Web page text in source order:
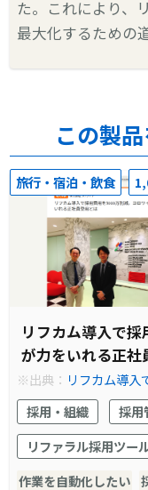
た。これにより、
最大化するための
この製
旅行・宿泊・飲食
リフカム導入で
が力をいれる正社
※出典： リフカム導入
力をいれる正社員登用
用を見える化し、共に
採用・組織
採用
リファラル採用ツー
作業を自動化したい